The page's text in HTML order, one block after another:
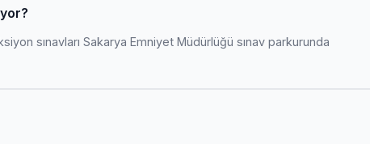
sınavları Sakarya Emniyet Müdürlüğü sınav parkurunda